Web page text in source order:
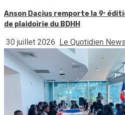
Anson Dacius remporte la 9ᵉ
de plaidoirie du BDHH
30 juillet 2026 Le Quotidien News